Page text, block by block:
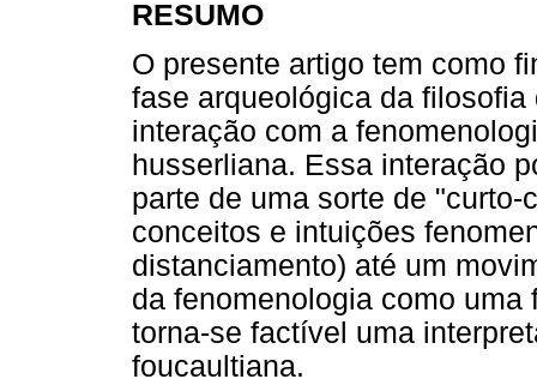
RESUMO
O presente artigo tem como
fase arqueológica da
interação com a
husserliana. Essa interação
parte de uma sorte de
conceitos e intuições
distanciamento) até um
da fenomenologia como
torna-se factível uma
foucaultiana.